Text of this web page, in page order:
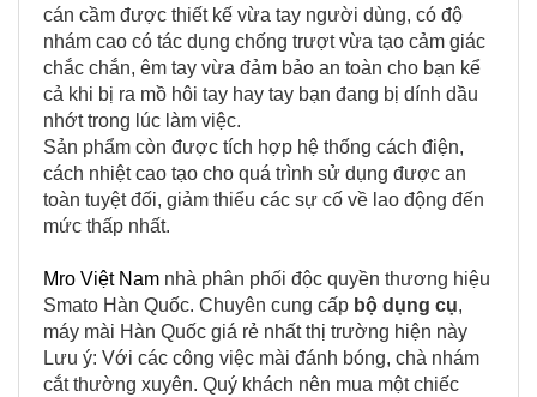
cán cầm được thiết kế vừa tay người dùng, có độ
nhám cao có tác dụng chống trượt vừa tạo cảm giác
chắc chắn, êm tay vừa đảm bảo an toàn cho bạn kể
cả khi bị ra mồ hôi tay hay tay bạn đang bị dính dầu
nhớt trong lúc làm việc.
Sản phẩm còn được tích hợp hệ thống cách điện,
cách nhiệt cao tạo cho quá trình sử dụng được an
toàn tuyệt đối, giảm thiểu các sự cố về lao động đến
mức thấp nhất.
Mro Việt Nam nhà phân phối độc quyền thương hiệu
Smato Hàn Quốc. Chuyên cung cấp bộ dụng cụ,
máy mài Hàn Quốc giá rẻ nhất thị trường hiện này
Lưu ý: Với các công việc mài đánh bóng, chà nhám
cắt thường xuyên. Quý khách nên mua một chiếc